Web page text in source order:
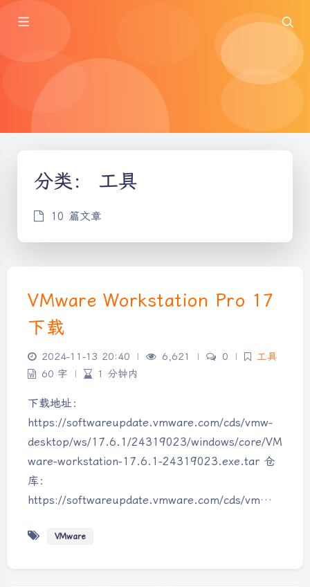
分类： 工具
10 篇文章
VMware Workstation Pro 17
下载
2024-11-13 20:40 | 6,621 | 0 |
工具
60 字
| 1 分钟内
下载地址：
https://softwareupdate.vmware.com/cds/vmw-
desktop/ws/17.6.1/24319023/windows/core/VM
ware-workstation-17.6.1-24319023.exe.tar 仓
库：
https://softwareupdate.vmware.com/cds/vm…
VMware